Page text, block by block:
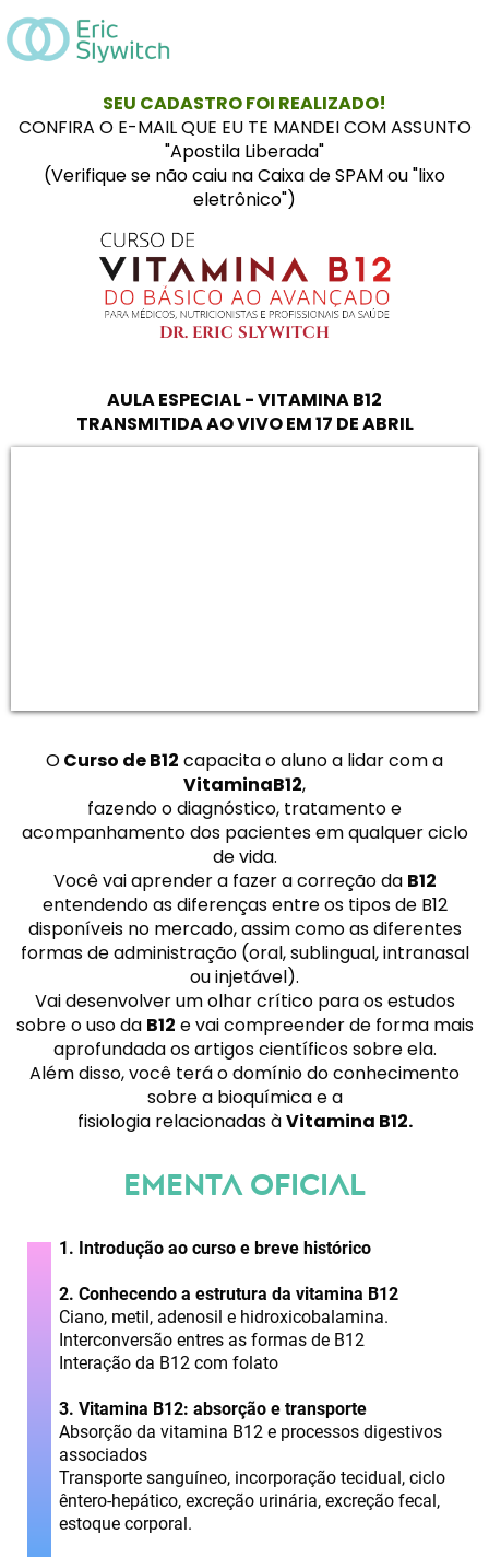
SEU CADASTRO FOI REALIZADO!
CONFIRA O E-MAIL QUE EU TE MANDEI COM ASSUNTO
"Apostila Liberada"
(Verifique se não caiu na Caixa de SPAM ou "lixo
eletrônico")
DR. ERIC SLYWITCH
AULA ESPECIAL - VITAMINA B12
TRANSMITIDA AO VIVO EM 17 DE ABRIL
OCurso de B12 capacita o aluno a lidar com a
VitaminaB12,
fazendo o diagnóstico, tratamento e
acompanhamento dos pacientes em qualquer ciclo
de vida.
Você vai aprender a fazer a correção da B12
entendendo as diferenças entre os tipos de B12
disponíveis no mercado, assim como as diferentes
formas de administração (oral, sublingual, intranasal
ou injetável).
Vai desenvolver um olhar crítico para os estudos
sobre o uso da B12 e vai compreender de forma mais
aprofundada os artigos científicos sobre ela.
Além disso, você terá o domínio do conhecimento
sobre a bioquímica e a
fisiologia relacionadas àVitamina B12.
ementa OFICIAL
1. Introdução ao curso e breve histórico
2. Conhecendo a estrutura da vitamina B12
Ciano, metil, adenosil e hidroxicobalamina.
Interconversão entres as formas de B12
Interação da B12 com folato
3. Vitamina B12: absorção e transporte
Absorção da vitamina B12 e processos digestivos
associados
Transporte sanguíneo, incorporação tecidual, ciclo
êntero-hepático, excreção urinária, excreção fecal,
estoque corporal.